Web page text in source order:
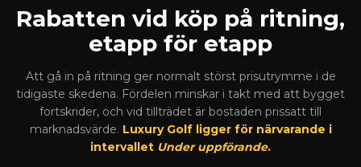
Rabatten vid köp på ritning,
etapp för etapp
Att gå in på ritning ger normalt störst prisutrymme i de
tidigaste skedena. Fördelen minskar i takt med att bygget
fortskrider, och vid tillträdet är bostaden prissatt till
marknadsvärde. Luxury Golf ligger för närvarande i
intervallet Under uppförande.